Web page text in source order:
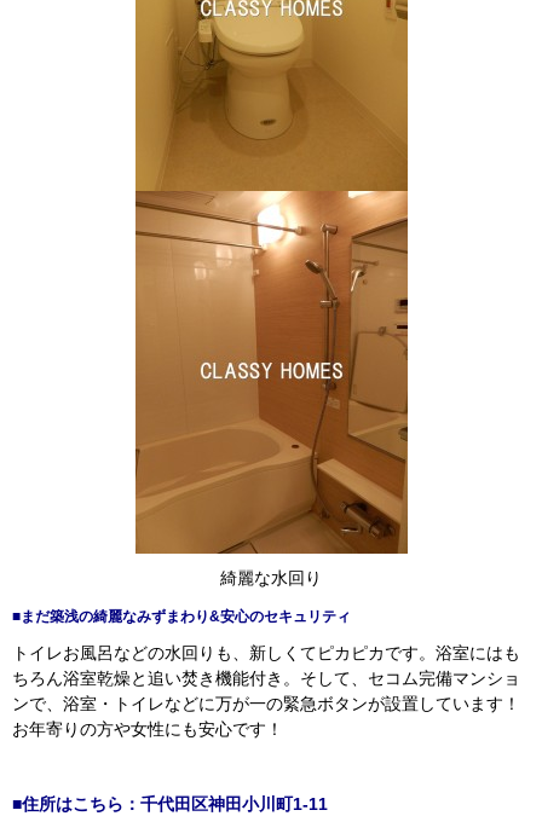
綺麗な水回り
■まだ築浅の綺麗なみずまわり&安心のセキュリティ
トイレお風呂などの水回りも、新しくてピカピカです。浴室にはも
ちろん浴室乾燥と追い焚き機能付き。そして、セコム完備マンショ
ンで、浴室・トイレなどに万が一の緊急ボタンが設置しています！
お年寄りの方や女性にも安心です！
■住所はこちら：千代田区神田小川町1-11